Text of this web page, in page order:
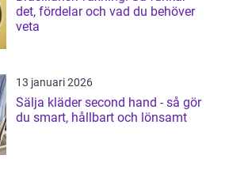
det, fördelar och vad du behöver
veta
13 januari 2026
Sälja kläder second hand - så gör
du smart, hållbart och lönsamt